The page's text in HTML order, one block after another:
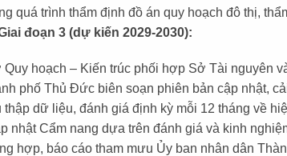
quá trình thẩm định đồ án quy hoạch đô thị,
đoạn 3 (dự kiến 2029-2030):
Quy hoạch – Kiến trúc phối hợp Sở Tài nguyên
phố Thủ Đức biên soạn phiên bản cập nhật,
thập dữ liệu, đánh giá định kỳ mỗi 12 tháng về
nhật Cẩm nang dựa trên đánh giá và kinh
hợp, báo cáo tham mưu Ủy ban nhân dân